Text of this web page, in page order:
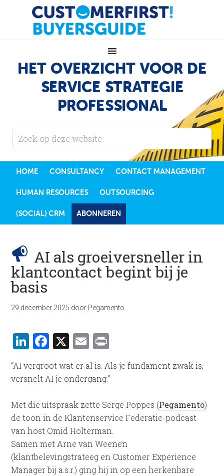
HET OVERZICHT VOOR DE
SERVICE STRATEGIE
PROFESSIONAL
HOME CONSULTANCY CONTACT MANAGEMENT
HUMAN RESOURCES OUTSOURCING
(SOCIAL) CRM ABONNEREN
AI als groeiversneller in
klantcontact begint bij je
basis
29 december 2025 door Pegamento
LinkedIn
Facebook
X Email
“AI vergroot wat er al is. Als je fundament zwak is,
versnelt AI je ondergang.”
Met die uitspraak zette Serge Poppes (Pegamento)
de toon in de Klantenservice Federatie-podcast
van host Omid Holterman.
Samen met Arne van Weenen
(klantbelevingstrateeg en Customer Experience
Manager bij a.s.r.) ging hij in op een herkenbare